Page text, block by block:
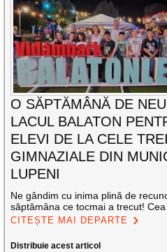
O SĂPTĂMÂNĂ DE
LACUL BALATON
ELEVI DE LA CELE
GIMNAZIALE DIN
LUPENI
Ne gândim cu inima plină de
săptămâna ce tocmai a trecut!
CITEȘTE MAI DEPARTE
Distribuie acest articol